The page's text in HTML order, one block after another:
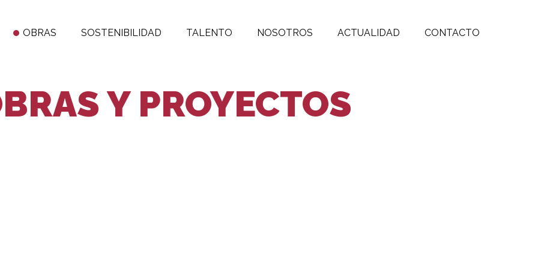
OBRAS SOSTENIBILIDAD TALENTO NOSOTROS ACTUALIDAD CONTACTO
Y PROYECTOS